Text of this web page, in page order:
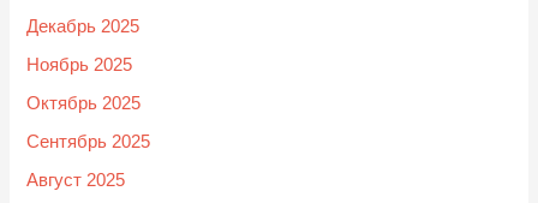
Декабрь 2025
Ноябрь 2025
Октябрь 2025
Сентябрь 2025
Август 2025